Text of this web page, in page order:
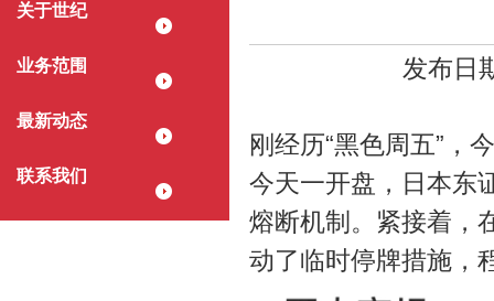
关于世纪
业务范围
最新动态
联系我们
发布日
刚经历“黑色周五”，
今天一开盘，日本东
熔断机制。紧接着，
动了临时停牌措施，